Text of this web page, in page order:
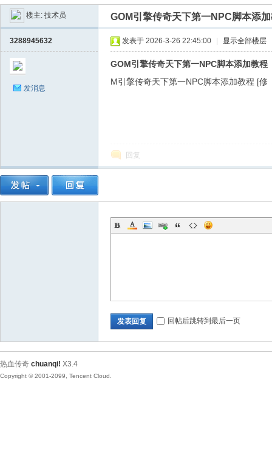
索
» › › ›
楼主: 技术员 GOM引擎传奇天下第一NPC脚本添
3288945632
发消息
发表于 2026-3-26 22:45:00 显示全部楼层
GOM引擎传奇天下第一NPC脚本添加教程
M引擎传奇天下第一NPC脚本添加教程 [修
回复
发表回复 回帖后跳转到最后一页
热血传奇 chuanqi! X3.4
Copyright © 2001-2099, Tencent Cloud.